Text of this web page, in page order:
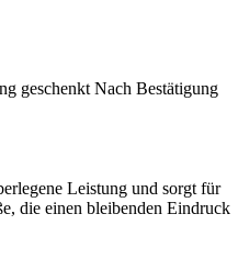
geschenkt Nach Bestätigung
Leistung und sorgt für
die einen bleibenden Eindruck